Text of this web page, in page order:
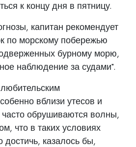
к концу дня в пятницу.
капитан рекомендует
по морскому побережью
бурному морю,
наблюдение за судами".
вблизи утесов и
обрушиваются волны,
что в таких условиях
достичь, казалось бы,